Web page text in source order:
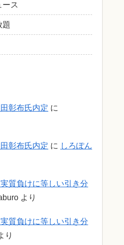
ース
題
彰布氏内定 に
彰布氏内定 に しろぽん
質負けに等しい引き分
より
質負けに等しい引き分
り